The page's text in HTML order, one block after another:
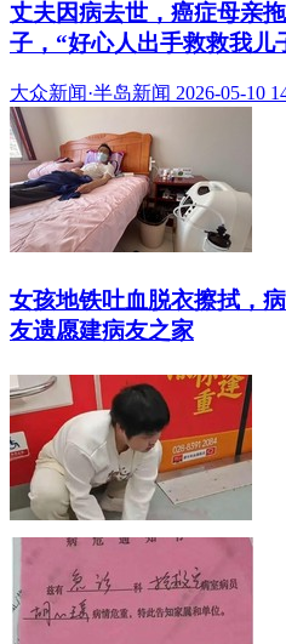
丈夫因病去世，癌症母亲
子，“好心人出手救救我儿
大众新闻·半岛新闻 2026-05-10
女孩地铁吐血脱衣擦拭，
友遗愿建病友之家